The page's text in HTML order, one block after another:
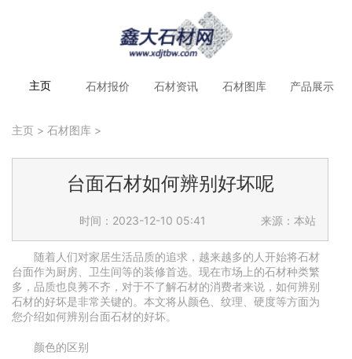
主页 石材报价 石材资讯 石材图库 产品展示
主页 > 石材图库 >
台面石材如何辨别好坏呢
时间：2023-12-10 05:41 来源：本站
随着人们对家居生活品质的追求，越来越多的人开始将石材
台面作为厨房、卫生间等的装修首选。现在市场上的石材种类繁
多，品质也良莠不齐，对于不了解石材的消费者来说，如何辨别
石材的好坏是非常关键的。本文将从颜色、纹理、硬度等方面为
您介绍如何辨别台面石材的好坏。
颜色的区别